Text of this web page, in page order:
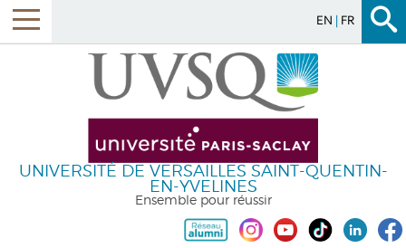
EN FR
UNIVERSITÉ DE VERSAILLES SAINT-QUENTIN-
EN-YVELINES
Ensemble pour réussir